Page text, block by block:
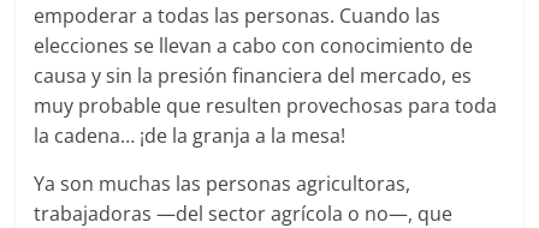
empoderar a todas las personas. Cuando las
elecciones se llevan a cabo con conocimiento de
causa y sin la presión financiera del mercado, es
muy probable que resulten provechosas para toda
la cadena… ¡de la granja a la mesa!
Ya son muchas las personas agricultoras,
trabajadoras —del sector agrícola o no—, que